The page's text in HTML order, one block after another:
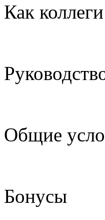
Как коллеги
Общие
Бонусы